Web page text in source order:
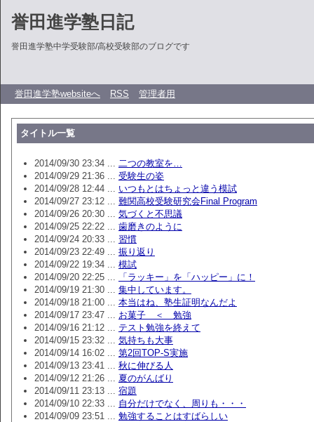
誉田進学塾日記
誉田進学塾中学受験部/高校受験部のブログです
誉田進学塾websiteへ RSS 管理者用
タイトル一覧
2014/09/30 23:34 ... 二つの教室を…
2014/09/29 21:36 ... 受験生の姿
2014/09/28 12:44 ... いつもとはちょっと違う模試
2014/09/27 23:12 ... 難関高校受験研究会Final Program
2014/09/26 20:30 ... 気づくと不思議
2014/09/25 22:22 ... 歯磨きのように
2014/09/24 20:33 ... 習慣
2014/09/23 22:49 ... 振り返り
2014/09/22 19:34 ... 模試
2014/09/20 22:25 ...
「ラッキー」を「ハッピー」に！
2014/09/19 21:30 ... 集中しています。
2014/09/18 21:00 ... 本当はね、塾生証明なんだよ
2014/09/17 23:47 ... お菓子 ＜ 勉強
2014/09/16 21:12 ... テスト勉強を終えて
2014/09/15 23:32 ... 気持ちも大事
2014/09/14 16:02 ... 第2回TOP-S実施
2014/09/13 23:41 ... 秋に伸びる人
2014/09/12 21:26 ... 夏のがんばり
2014/09/11 23:13 ... 宿題
2014/09/10 22:33 ... 自分だけでなく、周りも・・・
2014/09/09 23:51 ... 勉強することはすばらしい